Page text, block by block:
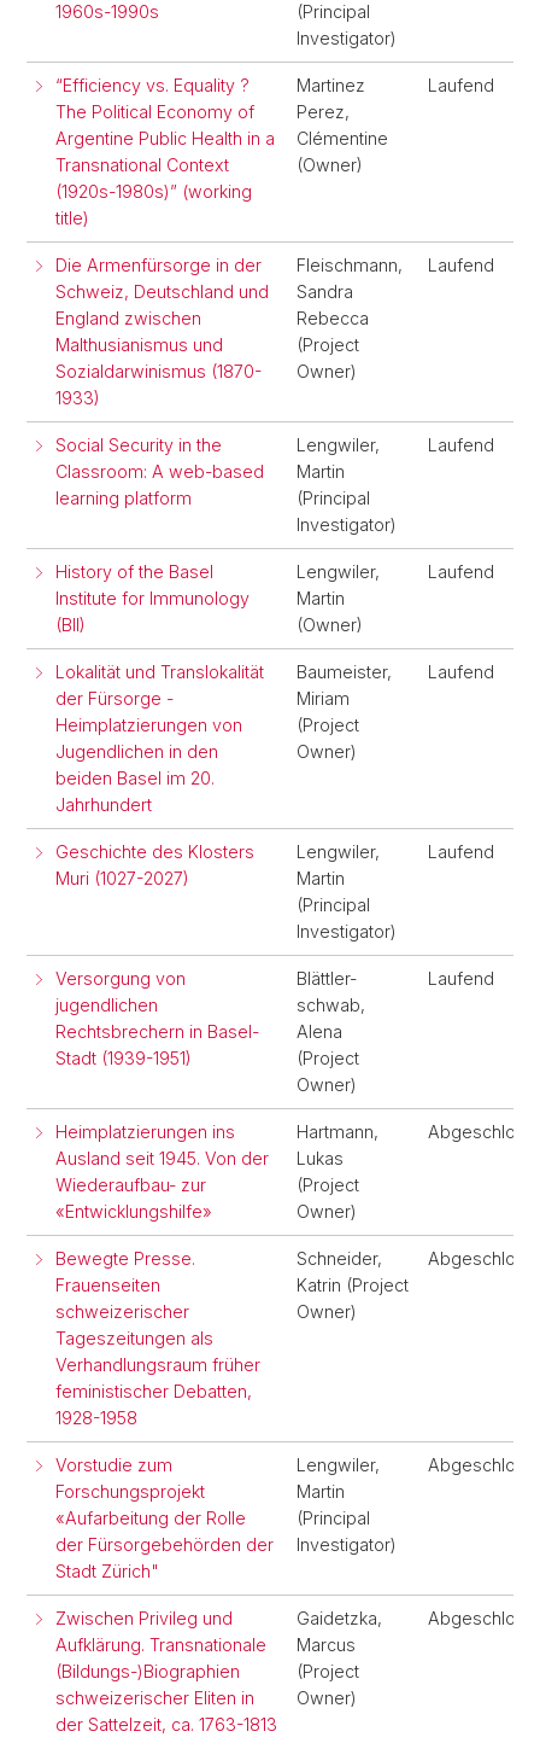
1960s-1990s
(Principal
Investigator)
“Efficiency vs. Equality ?
The Political Economy of
Argentine Public Health in a
Transnational Context
(1920s-1980s)” (working
title)
Martinez
Perez,
Clémentine
(Owner)
Laufend
Die Armenfürsorge in der
Schweiz, Deutschland und
England zwischen
Malthusianismus und
Sozialdarwinismus (1870-
1933)
Fleischmann,
Sandra
Rebecca
(Project
Owner)
Laufend
Social Security in the
Classroom: A web-based
learning platform
Lengwiler,
Martin
(Principal
Investigator)
Laufend
History of the Basel
Institute for Immunology
(BII)
Lengwiler,
Martin
(Owner)
Laufend
Lokalität und Translokalität
der Fürsorge -
Heimplatzierungen von
Jugendlichen in den
beiden Basel im 20.
Jahrhundert
Baumeister,
Miriam
(Project
Owner)
Laufend
Geschichte des Klosters
Muri (1027-2027)
Lengwiler,
Martin
(Principal
Investigator)
Laufend
Versorgung von
jugendlichen
Rechtsbrechern in Basel-
Stadt (1939-1951)
Blättler-
schwab,
Alena
(Project
Owner)
Laufend
Heimplatzierungen ins
Ausland seit 1945. Von der
Wiederaufbau- zur
«Entwicklungshilfe»
Hartmann,
Lukas
(Project
Owner)
Bewegte Presse.
Frauenseiten
schweizerischer
Tageszeitungen als
Verhandlungsraum früher
feministischer Debatten,
1928-1958
Schneider,
Katrin (Project
Owner)
Vorstudie zum
Forschungsprojekt
«Aufarbeitung der Rolle
der Fürsorgebehörden der
Stadt Zürich"
Lengwiler,
Martin
(Principal
Investigator)
Zwischen Privileg und
Aufklärung. Transnationale
(Bildungs-)Biographien
schweizerischer Eliten in
der Sattelzeit, ca. 1763-1813
Gaidetzka,
Marcus
(Project
Owner)